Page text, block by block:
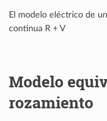
El modelo eléctrico de
continua R + V
Modelo
rozamiento